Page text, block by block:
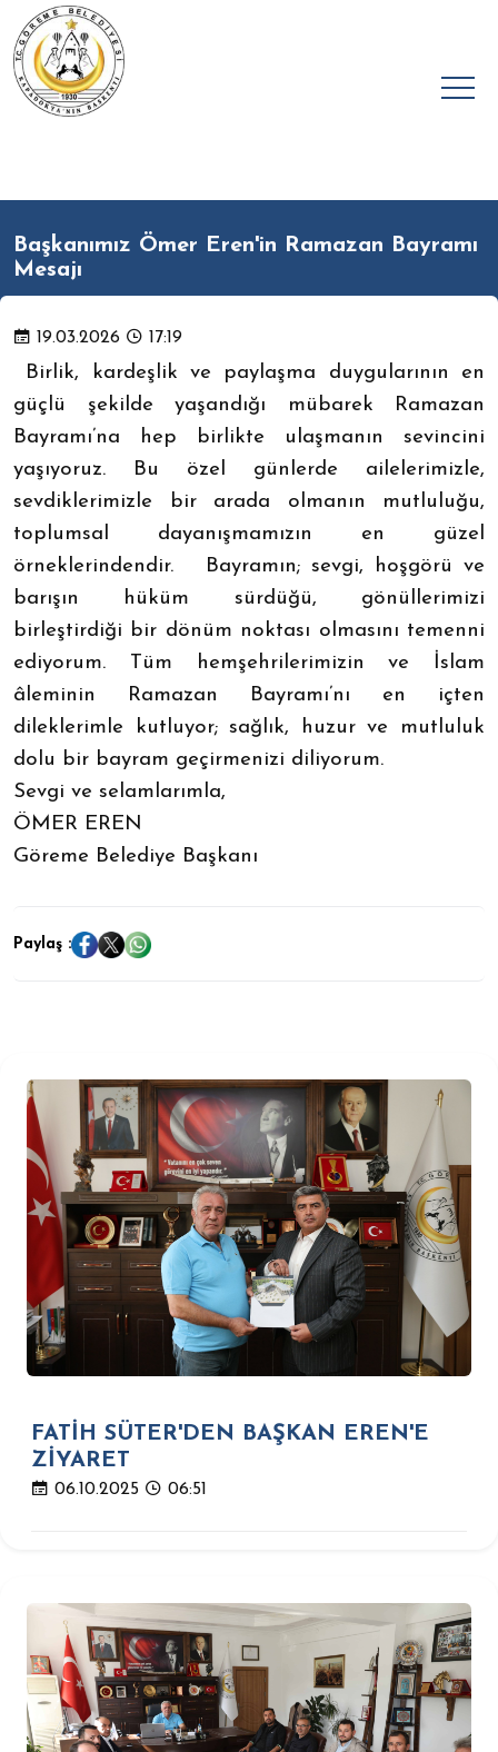
Başkanımız Ömer Eren'in Ramazan Bayramı
Mesajı
19.03.2026 17:19
Birlik, kardeşlik ve paylaşma duygularının en
güçlü şekilde yaşandığı mübarek Ramazan
Bayramı’na hep birlikte ulaşmanın sevincini
yaşıyoruz. Bu özel günlerde ailelerimizle,
sevdiklerimizle bir arada olmanın mutluluğu,
toplumsal dayanışmamızın en güzel
örneklerindendir. Bayramın; sevgi, hoşgörü ve
barışın hüküm sürdüğü, gönüllerimizi
birleştirdiği bir dönüm noktası olmasını temenni
ediyorum. Tüm hemşehrilerimizin ve İslam
âleminin Ramazan Bayramı’nı en içten
dileklerimle kutluyor; sağlık, huzur ve mutluluk
dolu bir bayram geçirmenizi diliyorum.
Sevgi ve selamlarımla,
ÖMER EREN
Göreme Belediye Başkanı
Paylaş :
FATİH SÜTER'DEN BAŞKAN EREN'E
ZİYARET
06.10.2025 06:51